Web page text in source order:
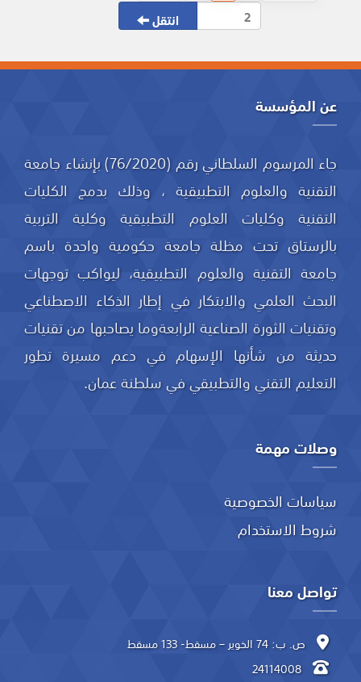
انتقل
عن المؤسسة
جاء المرسوم السلطاني رقم (76/2020) بإنشاء جامعة
التقنية والعلوم التطبيقية ، وذلك بدمج الكليات
التقنية وكليات العلوم التطبيقية وكلية التربية
بالرستاق تحت مظلة جامعة حكومية واحدة باسم
جامعة التقنية والعلوم التطبيقية، ليواكب توجهات
البحث العلمي والابتكار في إطار الذكاء الاصطناعي
وتقنيات الثورة الصناعية الرابعةوما يصاحبها من تقنيات
حديثة من شأنها الإسهام في دعم مسيرة تطور
التعليم التقني والتطبيقي في سلطنة عمان.
وصلات مهمة
سياسات الخصوصية
شروط الاستخدام
تواصل معنا
ص. ب: 74 الخوير – مسقط- 133 مسقط
24114008